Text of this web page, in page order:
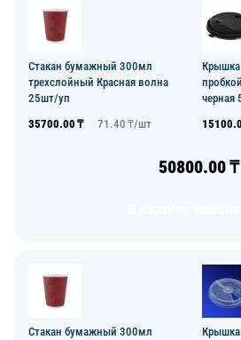
Стакан бумажный 300мл
трехслойный Красная волна
25шт/уп
35700.00 ₸ 71.40 ₸/шт
Крышка
черная
50800.00₸
Стакан бумажный 300мл
Крышка